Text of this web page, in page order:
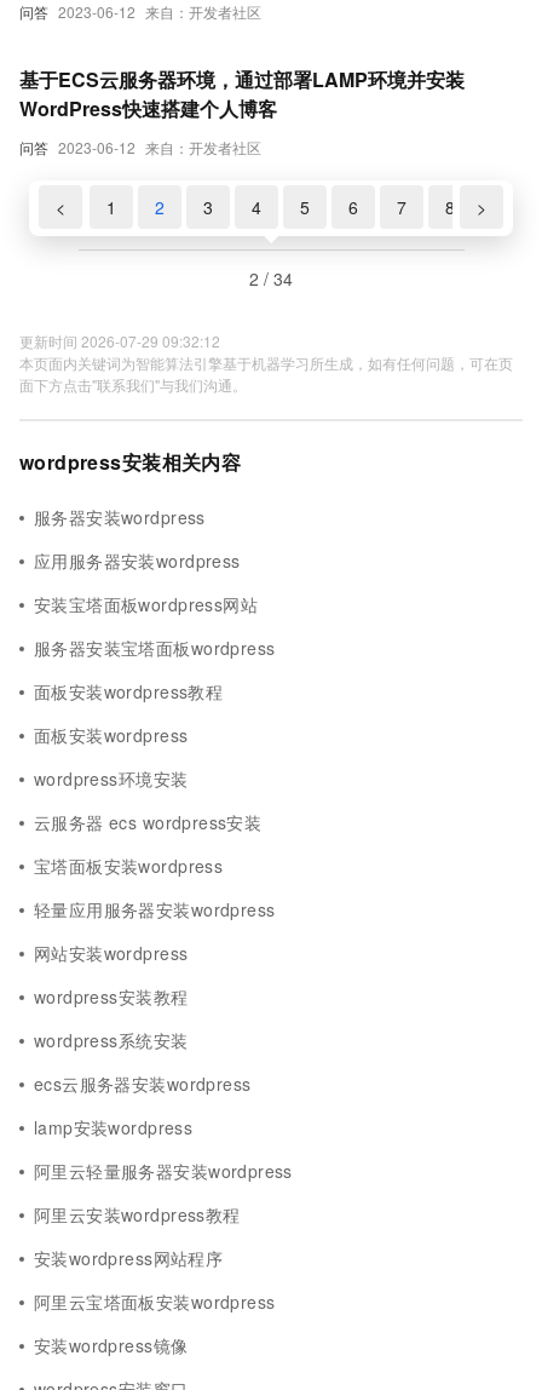
问答 2023-06-12 来自：开发者社区
问答 2023-06-12 来自：开发者社区
基于ECS云服务器环境，通过部署LAMP环境并安装
WordPress快速搭建个人博客
< 1 2 3 4 5 6 7 8 >
2 / 34
更新时间 2026-07-29 09:32:12
本页面内关键词为智能算法引擎基于机器学习所生成，如有任何问题，可在页
面下方点击"联系我们"与我们沟通。
wordpress安装相关内容
服务器安装wordpress
应用服务器安装wordpress
安装宝塔面板wordpress网站
服务器安装宝塔面板wordpress
面板安装wordpress教程
面板安装wordpress
wordpress环境安装
云服务器 ecs wordpress安装
宝塔面板安装wordpress
轻量应用服务器安装wordpress
网站安装wordpress
wordpress安装教程
wordpress系统安装
ecs云服务器安装wordpress
lamp安装wordpress
阿里云轻量服务器安装wordpress
阿里云安装wordpress教程
安装wordpress网站程序
阿里云宝塔面板安装wordpress
安装wordpress镜像